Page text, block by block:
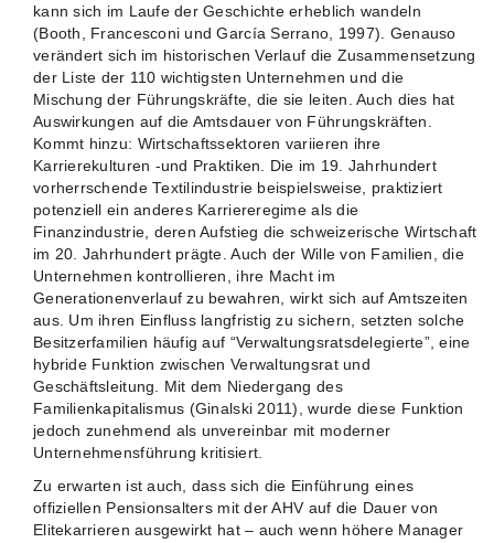
kann sich im Laufe der Geschichte erheblich wandeln
(Booth, Francesconi und García Serrano, 1997). Genauso
verändert sich im historischen Verlauf die Zusammensetzung
der Liste der 110 wichtigsten Unternehmen und die
Mischung der Führungskräfte, die sie leiten. Auch dies hat
Auswirkungen auf die Amtsdauer von Führungskräften.
Kommt hinzu: Wirtschaftssektoren variieren ihre
Karrierekulturen -und Praktiken. Die im 19. Jahrhundert
vorherrschende Textilindustrie beispielsweise, praktiziert
potenziell ein anderes Karriereregime als die
Finanzindustrie, deren Aufstieg die schweizerische Wirtschaft
im 20. Jahrhundert prägte. Auch der Wille von Familien, die
Unternehmen kontrollieren, ihre Macht im
Generationenverlauf zu bewahren, wirkt sich auf Amtszeiten
aus. Um ihren Einfluss langfristig zu sichern, setzten solche
Besitzerfamilien häufig auf “Verwaltungsratsdelegierte”, eine
hybride Funktion zwischen Verwaltungsrat und
Geschäftsleitung. Mit dem Niedergang des
Familienkapitalismus (Ginalski 2011), wurde diese Funktion
jedoch zunehmend als unvereinbar mit moderner
Unternehmensführung kritisiert.
Zu erwarten ist auch, dass sich die Einführung eines
offiziellen Pensionsalters mit der AHV auf die Dauer von
Elitekarrieren ausgewirkt hat – auch wenn höhere Manager